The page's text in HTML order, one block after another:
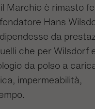
Marchio è rimasto
Hans
da
che per Wilsdorf
da polso a
impermeabilità,